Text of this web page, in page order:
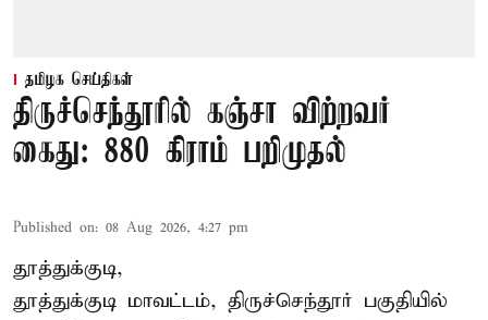
தமிழக செய்திகள்
திருச்செந்தூரில் கஞ்சா விற்றவர்
கைது: 880 கிராம் பறிமுதல்
Published on: 08 Aug 2026, 4:27 pm
தூத்துக்குடி,
தூத்துக்குடி மாவட்டம், திருச்செந்தூர் பகுதியில்